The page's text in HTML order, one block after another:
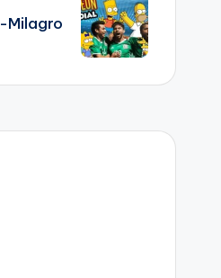
Milagro